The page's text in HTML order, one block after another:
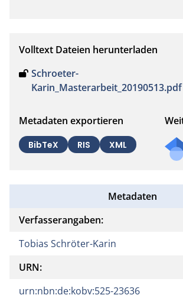
Volltext Dateien herunterladen
Schroeter-
Karin_Masterarbeit_20190513.pdf
Metadaten exportieren
BibTeX RIS XML
Metadaten
Verfasserangaben:
Tobias Schröter-Karin
URN:
urn:nbn:de:kobv:525-23636